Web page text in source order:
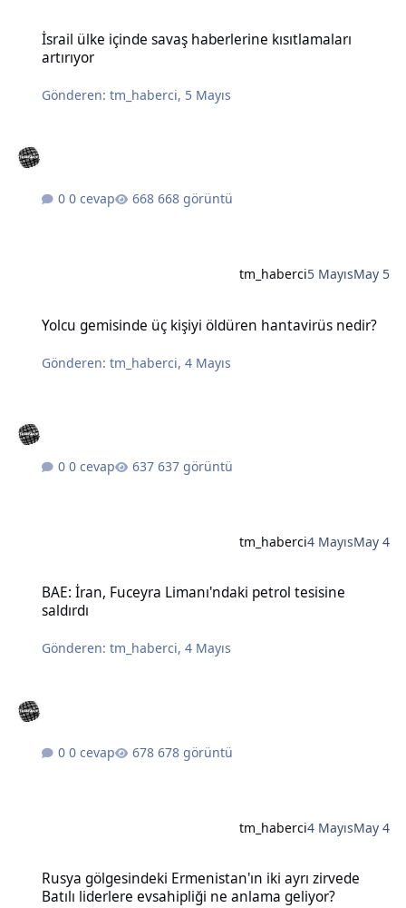
İsrail ülke içinde savaş haberlerine kısıtlamaları
artırıyor
Gönderen:tm_haberci, 5 Mayıs
0 cevap 668 görüntü
tm_haberci5 MayısMay 5
Yolcu gemisinde üç kişiyi öldüren hantavirüs nedir?
Gönderen:tm_haberci,4 Mayıs
0 cevap 637 görüntü
tm_haberci4 MayısMay 4
BAE: İran, Fuceyra Limanı'ndaki petrol tesisine
saldırdı
Gönderen:tm_haberci,4 Mayıs
0 cevap 678 görüntü
tm_haberci4 MayısMay 4
Rusya gölgesindeki Ermenistan'ın iki ayrı zirvede
Batılı liderlere evsahipliği ne anlama geliyor?